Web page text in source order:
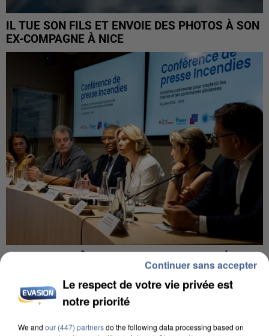
IL TUE SON FILS ET ENVOIE DES PHOTOS À SON
EX-COMPAGNE À NICE
INCENDIES : L’ÎLE-DE-FRANCE LANCE UN ÉLAN
DE SOLIDARITÉ AVEC LES...
Le respect de votre vie privée est
notre priorité
We and our (447) partnersdo the following data processing based on
Continuer sans accepter